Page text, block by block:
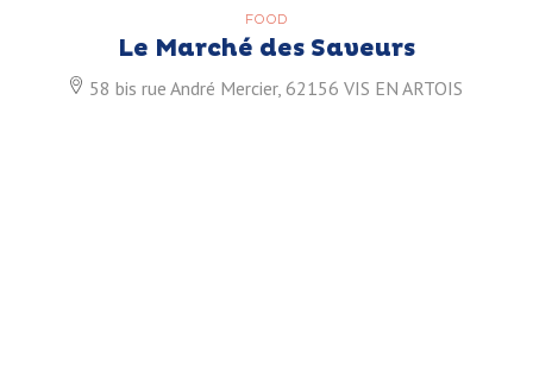
FOOD
Le Marché des Saveurs
58 bis rue André Mercier, 62156 VIS EN ARTOIS